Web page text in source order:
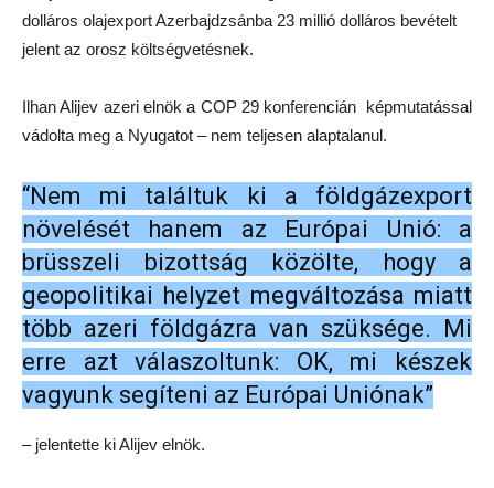
dolláros olajexport Azerbajdzsánba 23 millió dolláros bevételt
jelent az orosz költségvetésnek.
Ilhan Alijev azeri elnök a COP 29 konferencián képmutatással
vádolta meg a Nyugatot – nem teljesen alaptalanul.
“Nem mi találtuk ki a földgázexport
növelését hanem az Európai Unió: a
brüsszeli bizottság közölte, hogy a
geopolitikai helyzet megváltozása miatt
több azeri földgázra van szüksége. Mi
erre azt válaszoltunk: OK, mi készek
vagyunk segíteni az Európai Uniónak”
– jelentette ki Alijev elnök.